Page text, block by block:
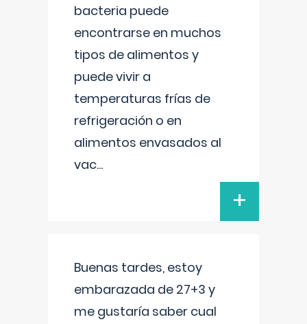
bacteria puede
encontrarse en muchos
tipos de alimentos y
puede vivir a
temperaturas frías de
refrigeración o en
alimentos envasados al
vac...
+
Buenas tardes, estoy
embarazada de 27+3 y
me gustaría saber cual